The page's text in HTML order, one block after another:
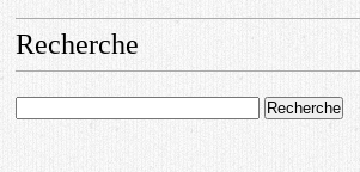
Recherche